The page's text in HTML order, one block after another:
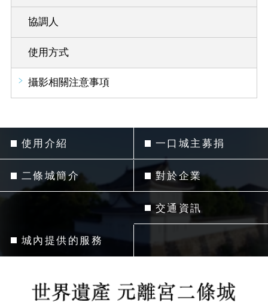
協調人
使用方式
攝影相關注意事項
使用介紹
二條城簡介
城內提供的服務
一口城主募捐
對於企業
交通資訊